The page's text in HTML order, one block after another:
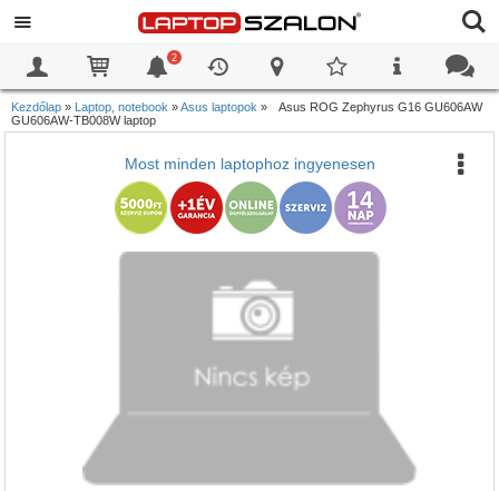
2
Kezdőlap » Laptop, notebook »Asus laptopok »
Asus ROG Zephyrus G16 GU606AW
GU606AW-TB008W laptop
Most minden laptophoz ingyenesen
0
0